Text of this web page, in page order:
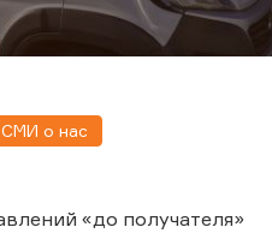
СМИ о нас
«до получателя»